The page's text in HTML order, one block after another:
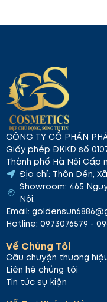
CÔNG TY CỔ PHẦN
Giấy phép ĐKKD số
Thành phố Hà Nội Cấp
Địa chỉ: Thôn Dền,
Showroom: 465
Nội.
Email:
Hotline: 0973076579 -
Về Chúng Tôi
Câu chuyện thương
Liên hệ chúng tôi
Tin tức sự kiện